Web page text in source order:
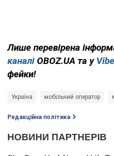
Лише перевірена
каналі OBOZ.UA та у
фейки!
Україна мобільний оператор
Редакційна політика